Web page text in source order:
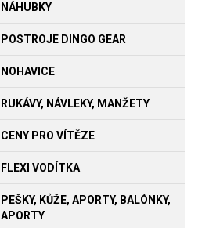
NÁHUBKY
POSTROJE DINGO GEAR
NOHAVICE
RUKÁVY, NÁVLEKY, MANŽETY
CENY PRO VÍTĚZE
FLEXI VODÍTKA
PEŠKY, KŮŽE, APORTY, BALÓNKY,
APORTY